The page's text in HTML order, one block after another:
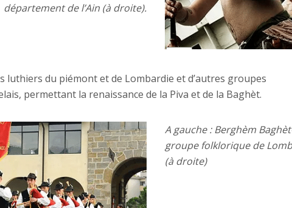
département de l’Ain (à droite).
luthiers du piémont et de Lombardie et d’autres groupes
permettant la renaissance de la Piva et de la Baghèt.
A gauche : Berghèm
groupe folklorique de
(à droite)